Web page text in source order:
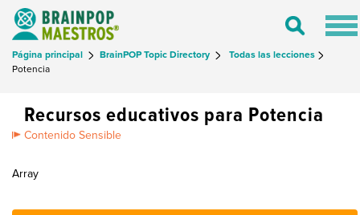
Toggle
Página principal BrainPOP Topic Directory
Todas las lecciones
Potencia
Recursos educativos para Potencia
Contenido Sensible
Array